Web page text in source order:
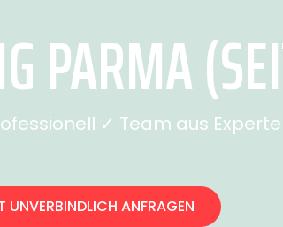
PARMA
✓ Team aus
UNVERBINDLICH ANFRAGEN